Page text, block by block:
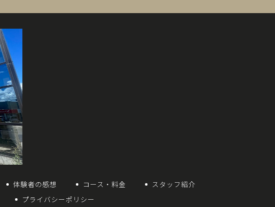
体験者の感想 コース・料金
スタッフ紹介
プライバシーポリシー